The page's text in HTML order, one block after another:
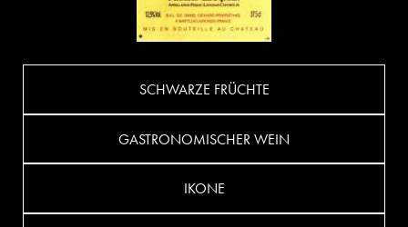
SCHWARZE FRÜCHTE
GASTRONOMISCHER WEIN
IKONE